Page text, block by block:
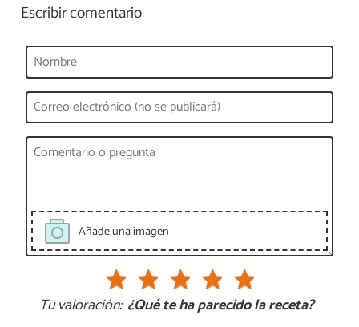
Escribir comentario
Añade una imagen
Tu valoración: ¿Qué te ha parecido la receta?